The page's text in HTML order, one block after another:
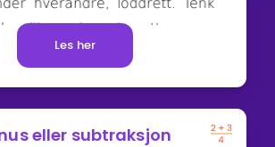
Les her
eller subtraksjon